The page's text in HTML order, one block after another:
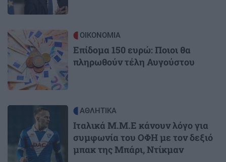
Image ΟΙΚΟΝΟΜΙΑ
Επίδομα 150 ευρώ: Ποιοι θα
πληρωθούν τέλη Αυγούστου
ΑΘΛΗΤΙΚΑ
Ιταλικά Μ.Μ.Ε κάνουν λόγο για
συμφωνία του ΟΦΗ με τον δεξιό
μπακ της Μπάρι, Ντίκμαν